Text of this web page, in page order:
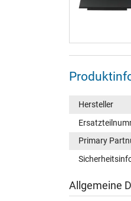
Hersteller
Primary
Allgemeine